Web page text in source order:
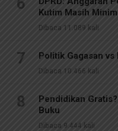
6
Kutim Masih Minim
Dibaca 11.089 kali
7 Politik Gagasan
Dibaca 10.466 kali
8
Pendidikan
Buku
Dibaca 9.444 kali